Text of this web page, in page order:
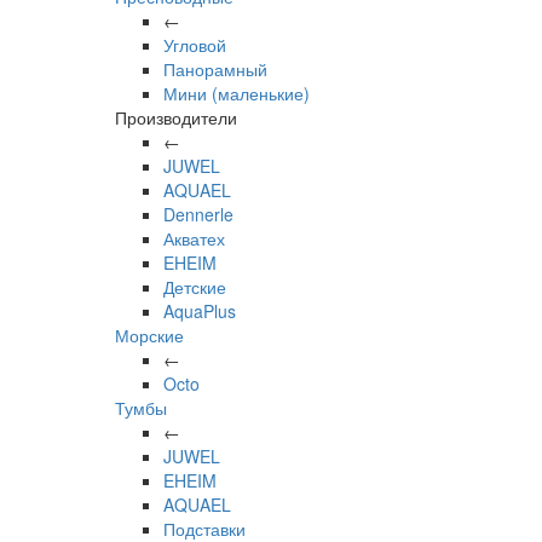
←
Угловой
Панорамный
Мини (маленькие)
Производители
←
JUWEL
AQUAEL
Dennerle
Акватех
EHEIM
Детские
AquaPlus
Морские
←
Octo
Тумбы
←
JUWEL
EHEIM
AQUAEL
Подставки